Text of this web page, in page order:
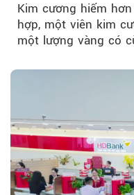
Kim cương hiếm
hợp, một viên kim
một lượng vàng có